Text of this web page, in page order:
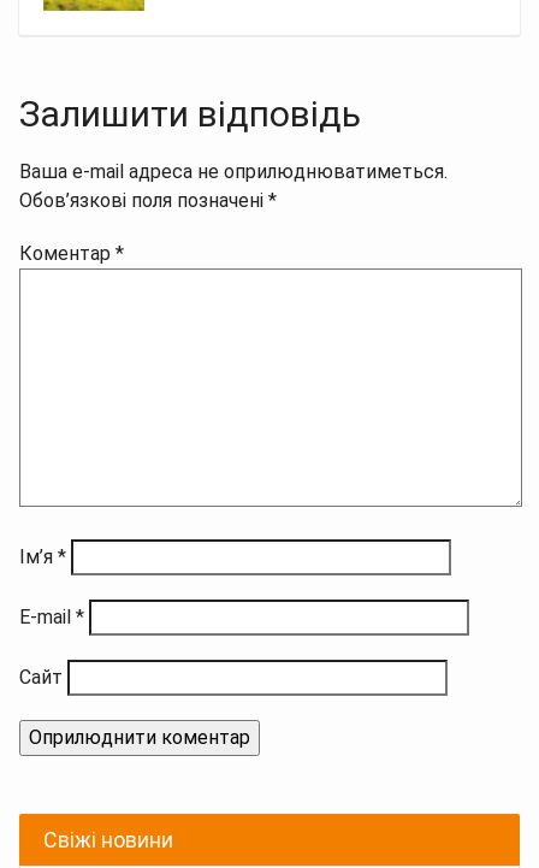
Залишити відповідь
Ваша e-mail адреса не оприлюднюватиметься.
Обов’язкові поля позначені *
Коментар *
Ім’я *
E-mail *
Сайт
Свіжі новини